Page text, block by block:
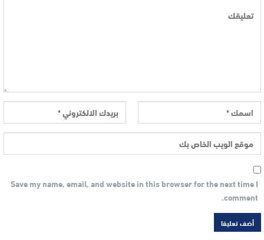
Save my name, email, and website in this browser for the next time I
comment.